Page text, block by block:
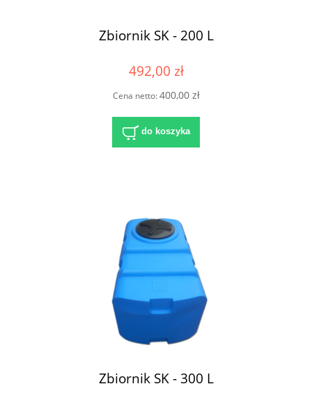
Zbiornik SK - 200 L
492,00 zł
Cena netto:400,00 zł
do koszyka
Zbiornik SK - 300 L